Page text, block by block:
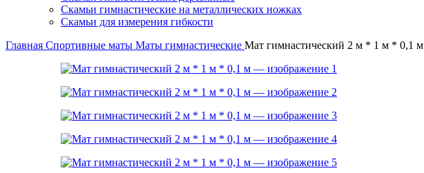
Скамьи гимнастические на металлических ножках
Скамьи для измерения гибкости
Главная Спортивные маты Маты гимнастические Мат гимнастический 2 м * 1 м * 0,1 м